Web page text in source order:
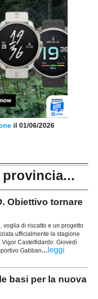
il 01/06/2026
Obiettivo tornare
voglia di riscatto e un progetto
ufficialmente la stagione
Castelfidardo. Giovedì
Gabban... leggi
basi per la nuova